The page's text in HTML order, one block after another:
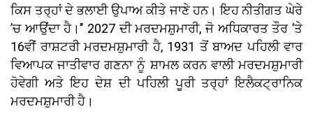
ਕਿਸ ਤਰ੍ਹਾਂ ਦੇ ਭਲਾਈ ਉਪਾਅ ਕੀਤੇ ਜਾਣੇ ਹਨ। ਇਹ ਨੀਤੀਗਤ ਘੇਰੇ
’ਚ ਆਉਂਦਾ ਹੈ।’’ 2027 ਦੀ ਮਰਦਮਸ਼ੁਮਾਰੀ, ਜੋ ਅਧਿਕਾਰਤ ਤੌਰ ’ਤੇ
16ਵੀਂ ਰਾਸ਼ਟਰੀ ਮਰਦਮਸ਼ੁਮਾਰੀ ਹੈ, 1931 ਤੋਂ ਬਾਅਦ ਪਹਿਲੀ ਵਾਰ
ਵਿਆਪਕ ਜਾਤੀਵਾਰ ਗਣਨਾ ਨੂੰ ਸ਼ਾਮਲ ਕਰਨ ਵਾਲੀ ਮਰਦਮਸ਼ੁਮਾਰੀ
ਹੋਵੇਗੀ ਅਤੇ ਇਹ ਦੇਸ਼ ਦੀ ਪਹਿਲੀ ਪੂਰੀ ਤਰ੍ਹਾਂ ਇਲੈਕਟ੍ਰਾਨਿਕ
ਮਰਦਮਸ਼ੁਮਾਰੀ ਹੈ।